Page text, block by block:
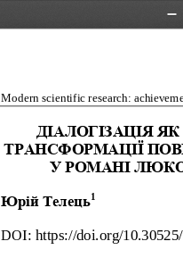
Modern scientific research:
ДІАЛОГІЗАЦІЯ ЯК
ТРАНСФОРМАЦІЇ
У РОМАНІ
Юрій Телець1
DOI: https://doi.org/